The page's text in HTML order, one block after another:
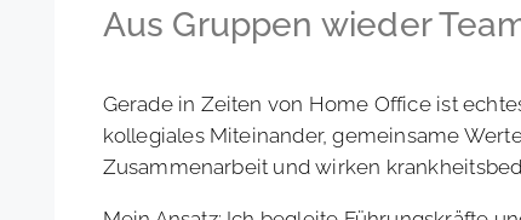
Aus Gruppen wieder
Gerade in Zeiten von Home Office ist
kollegiales Miteinander, gemeinsame
Zusammenarbeit und wirken